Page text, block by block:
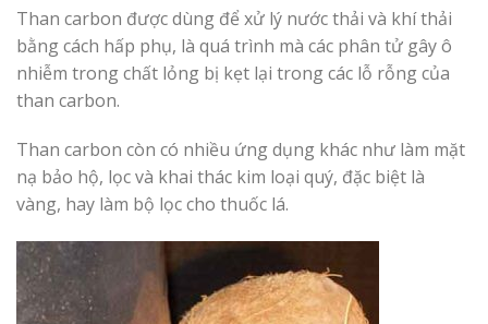
Than carbon được dùng để xử lý nước thải và khí thải
bằng cách hấp phụ, là quá trình mà các phân tử gây ô
nhiễm trong chất lỏng bị kẹt lại trong các lỗ rỗng của
than carbon.
Than carbon còn có nhiều ứng dụng khác như làm mặt
nạ bảo hộ, lọc và khai thác kim loại quý, đặc biệt là
vàng, hay làm bộ lọc cho thuốc lá.